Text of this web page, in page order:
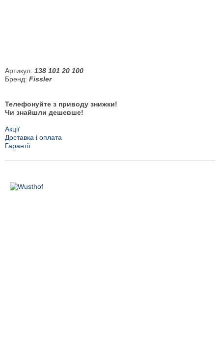
Артикул: 138 101 20 100
Бренд: Fissler
Телефонуйте з приводу знижки!
Чи знайшли дешевше!
Акції
Доставка і оплата
Гарантії